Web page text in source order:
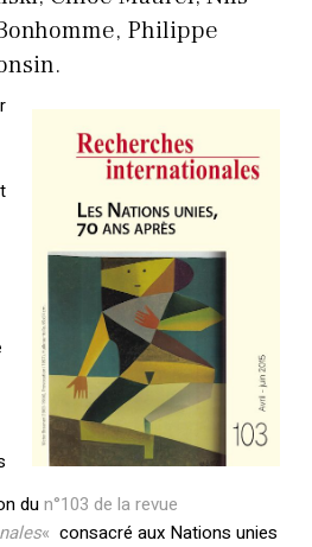
Philippe
dun°103 de la revue
« consacré aux Nations unies